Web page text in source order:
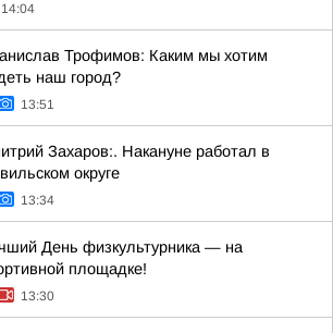
14:04
Трофимов: Каким мы хотим
наш город?
13:51
Захаров:. Накануне работал в
округе
13:34
День физкультурника — на
площадке!
13:30